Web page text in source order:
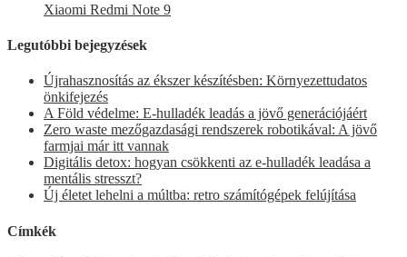
Xiaomi Redmi Note 9
Legutóbbi bejegyzések
Újrahasznosítás az ékszer készítésben: Környezettudatos
önkifejezés
A Föld védelme: E-hulladék leadás a jövő generációjáért
Zero waste mezőgazdasági rendszerek robotikával: A jövő
farmjai már itt vannak
Digitális detox: hogyan csökkenti az e-hulladék leadása a
mentális stresszt?
Új életet lehelni a múltba: retro számítógépek felújítása
Címkék